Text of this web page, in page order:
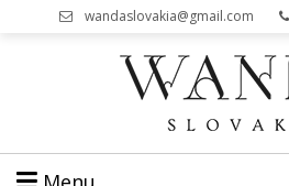
wandaslovakia@gmail.com